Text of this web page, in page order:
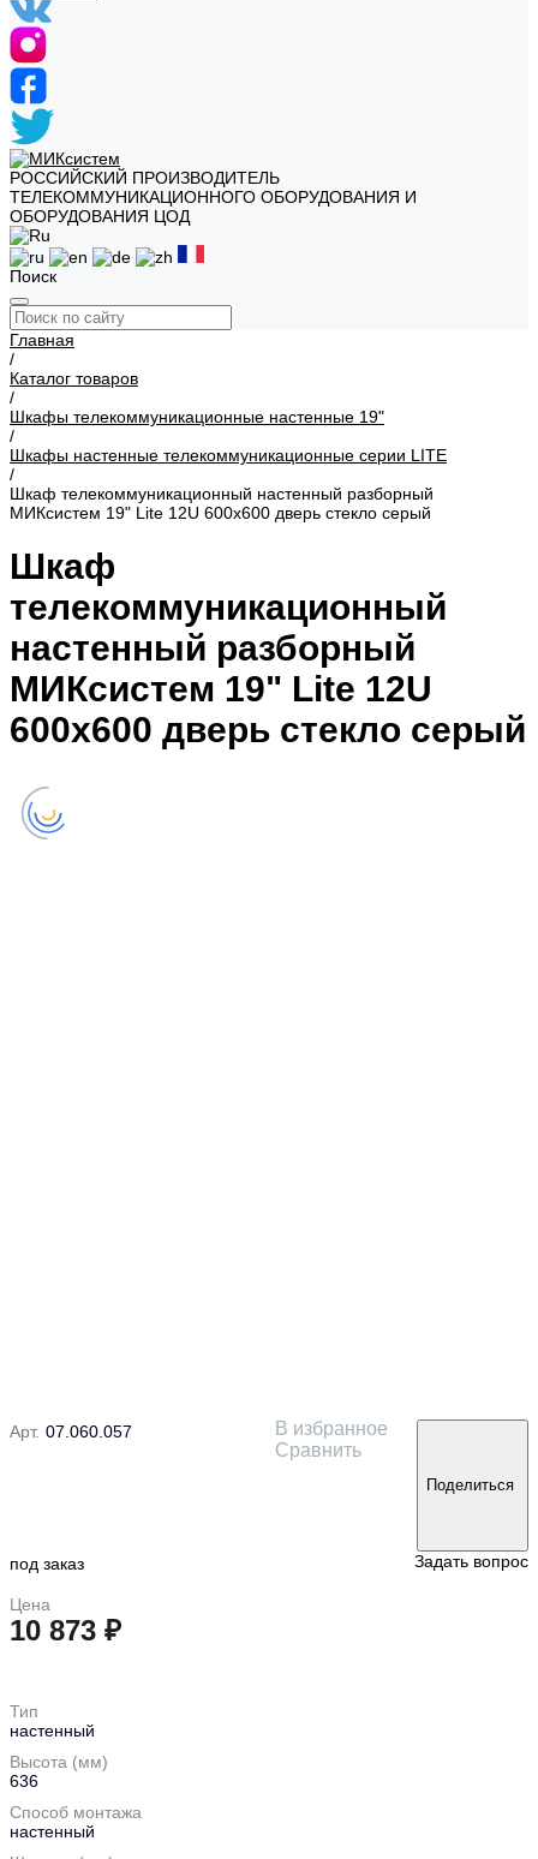
РОССИЙСКИЙ ПРОИЗВОДИТЕЛЬ
ТЕЛЕКОММУНИКАЦИОННОГО ОБОРУДОВАНИЯ И
ОБОРУДОВАНИЯ ЦОД
Поиск
Главная
/
Каталог товаров
/
Шкафы телекоммуникационные настенные 19"
/
Шкафы настенные телекоммуникационные серии LITE
/
Шкаф телекоммуникационный настенный разборный
МИКсистем 19" Lite 12U 600x600 дверь стекло серый
Шкаф
телекоммуникационный
настенный разборный
МИКсистем 19" Lite 12U
600x600 дверь стекло серый
Арт. 07.060.057
В избранное
Сравнить
Поделиться
под заказ Задать вопрос
Цена
10 873 ₽
Тип
настенный
Высота (мм)
636
Способ монтажа
настенный